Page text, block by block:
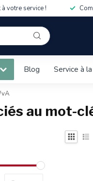
à votre service !
Blog Service à
au mot-